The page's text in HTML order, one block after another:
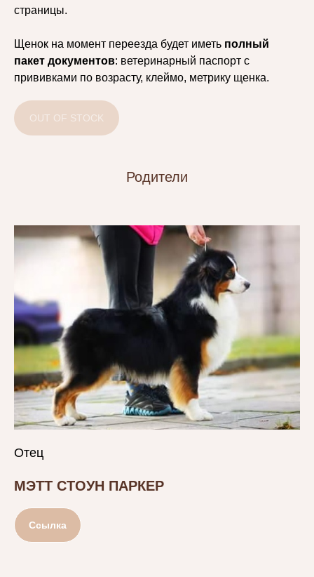
страницы.
Щенок на момент переезда будет иметь полный
пакет документов: ветеринарный паспорт с
прививками по возрасту, клеймо, метрику щенка.
OUT OF STOCK
Родители
Отец
МЭТТ СТОУН ПАРКЕР
Ссылка